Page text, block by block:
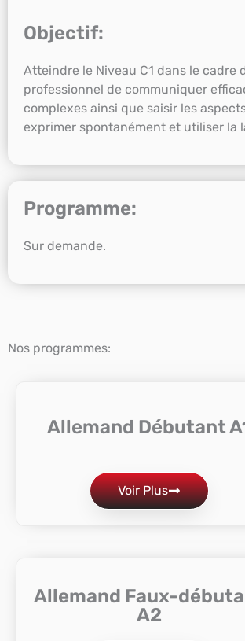
Objectif:
Atteindre le Niveau C1 dans le
professionnel de communiquer
complexes ainsi que saisir les
exprimer spontanément et utiliser la
Programme:
Sur demande.
Nos programmes:
Allemand Débutant
Voir Plus
Allemand Faux-
A2